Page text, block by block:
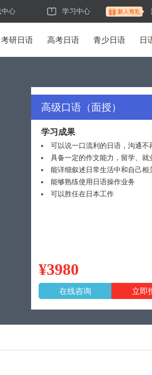
中心 学习中心
考研日语 高考日语 青少日语 日
高级口语（面授）
学习成果
可以说一口流利的日语，沟通不
具备一定的作文能力，留学、就
能详细叙述日常生活中和自己相
能够熟练使用日语操作业务
可以胜任在日本工作
¥3980
在线咨询 立即